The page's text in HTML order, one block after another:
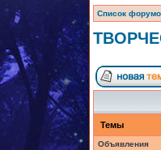
Список
Темы
Объявления